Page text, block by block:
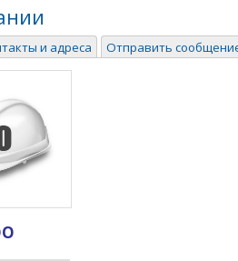
и адреса Отправить